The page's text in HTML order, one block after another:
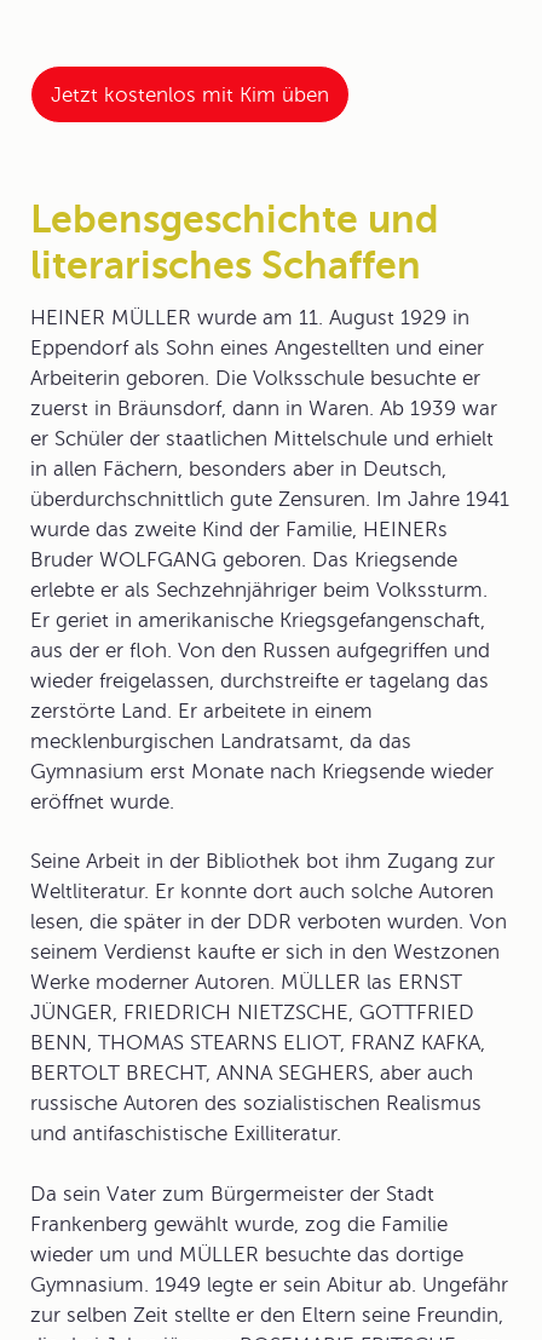
Jetzt kostenlos mit Kim üben
Lebensgeschichte und
literarisches Schaffen
HEINER MÜLLER wurde am 11. August 1929 in
Eppendorf als Sohn eines Angestellten und einer
Arbeiterin geboren. Die Volksschule besuchte er
zuerst in Bräunsdorf, dann in Waren. Ab 1939 war
er Schüler der staatlichen Mittelschule und erhielt
in allen Fächern, besonders aber in Deutsch,
überdurchschnittlich gute Zensuren. Im Jahre 1941
wurde das zweite Kind der Familie, HEINERs
Bruder WOLFGANG geboren. Das Kriegsende
erlebte er als Sechzehnjähriger beim Volkssturm.
Er geriet in amerikanische Kriegsgefangenschaft,
aus der er floh. Von den Russen aufgegriffen und
wieder freigelassen, durchstreifte er tagelang das
zerstörte Land. Er arbeitete in einem
mecklenburgischen Landratsamt, da das
Gymnasium erst Monate nach Kriegsende wieder
eröffnet wurde.
Seine Arbeit in der Bibliothek bot ihm Zugang zur
Weltliteratur. Er konnte dort auch solche Autoren
lesen, die später in der DDR verboten wurden. Von
seinem Verdienst kaufte er sich in den Westzonen
Werke moderner Autoren. MÜLLER las ERNST
JÜNGER, FRIEDRICH NIETZSCHE, GOTTFRIED
BENN, THOMAS STEARNS ELIOT, FRANZ KAFKA,
BERTOLT BRECHT, ANNA SEGHERS, aber auch
russische Autoren des sozialistischen Realismus
und antifaschistische Exilliteratur.
Da sein Vater zum Bürgermeister der Stadt
Frankenberg gewählt wurde, zog die Familie
wieder um und MÜLLER besuchte das dortige
Gymnasium. 1949 legte er sein Abitur ab. Ungefähr
zur selben Zeit stellte er den Eltern seine Freundin,